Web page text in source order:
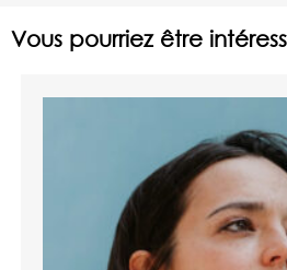
Vous pourriez être